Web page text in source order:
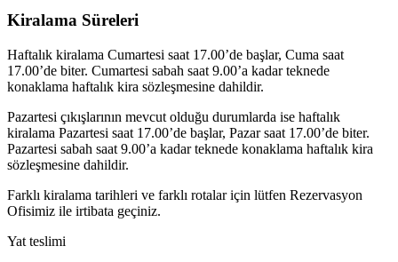
Kiralama Süreleri
Haftalık kiralama Cumartesi saat 17.00’de başlar, Cuma saat
17.00’de biter. Cumartesi sabah saat 9.00’a kadar teknede
konaklama haftalık kira sözleşmesine dahildir.
Pazartesi çıkışlarının mevcut olduğu durumlarda ise haftalık
kiralama Pazartesi saat 17.00’de başlar, Pazar saat 17.00’de biter.
Pazartesi sabah saat 9.00’a kadar teknede konaklama haftalık kira
sözleşmesine dahildir.
Farklı kiralama tarihleri ve farklı rotalar için lütfen Rezervasyon
Ofisimiz ile irtibata geçiniz.
Yat teslimi